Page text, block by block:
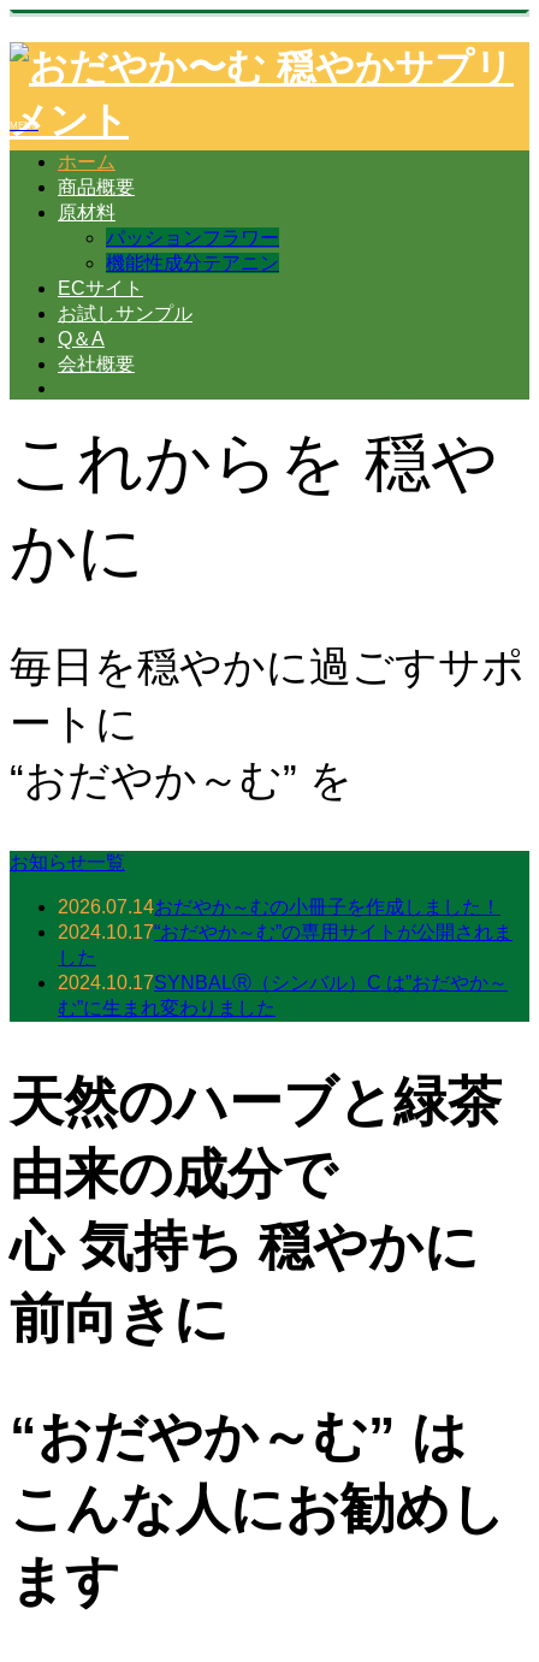
ホーム
商品概要
原材料
パッションフラワー
機能性成分テアニン
ECサイト
お試しサンプル
Q＆A
会社概要
これからを 穏や
かに
毎日を穏やかに過ごすサポ
ートに
“おだやか～む” を
お知らせ一覧
2026.07.14おだやか～むの小冊子を作成しました！
2024.10.17“おだやか～む”の専用サイトが公開されま
した
2024.10.17SYNBALⓇ（シンバル）C は”おだやか～
む”に生まれ変わりました
天然のハーブと緑茶
由来の成分で
心 気持ち 穏やかに
前向きに
“おだやか～む” は
こんな人にお勧めし
ます